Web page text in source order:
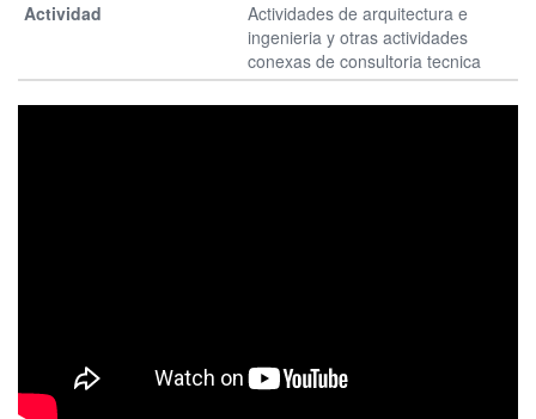
Actividades de arquitectura e
ingenieria y otras actividades
conexas de consultoria tecnica